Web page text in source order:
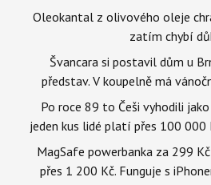
Oleokantal z olivového oleje
zatím chybí
Švancara si postavil dům u
představ. V koupelně má
Po roce 89 to Češi vyhodili
jeden kus lidé platí přes 100 000
MagSafe powerbanka za 299
přes 1 200 Kč. Funguje s